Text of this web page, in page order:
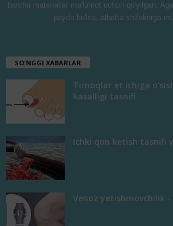
barcha materiallar ma'lumot uchun qo'yilgan.
paydo bo'lsa, albatta shifokorga
SO'NGGI XABARLAR
Tirnoqlar et ichiga
kasalligi tasnifi
Ichki qon ketish tasnifi
Venoz yetishmovchilik